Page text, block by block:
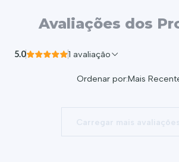
Avaliações dos
5.0 1 avaliação
Ordenar por:Mais
Carregar mais avaliações